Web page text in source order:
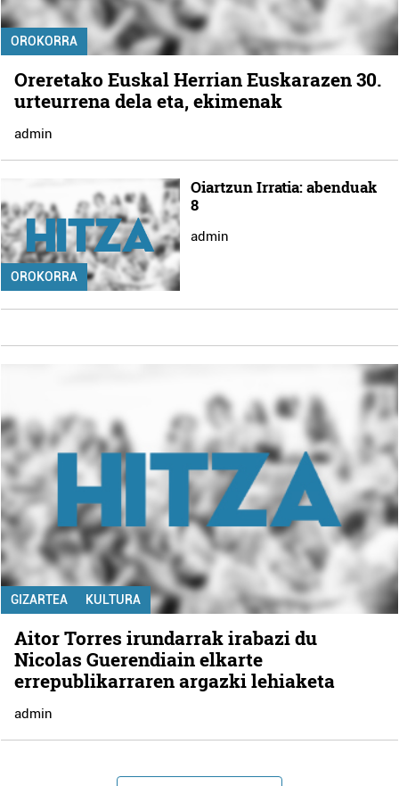
OROKORRA
Oreretako Euskal Herrian Euskarazen 30.
urteurrena dela eta, ekimenak
admin
OROKORRA
Oiartzun Irratia: abenduak
8
admin
GIZARTEA KULTURA
Aitor Torres irundarrak irabazi du
Nicolas Guerendiain elkarte
errepublikarraren argazki lehiaketa
admin